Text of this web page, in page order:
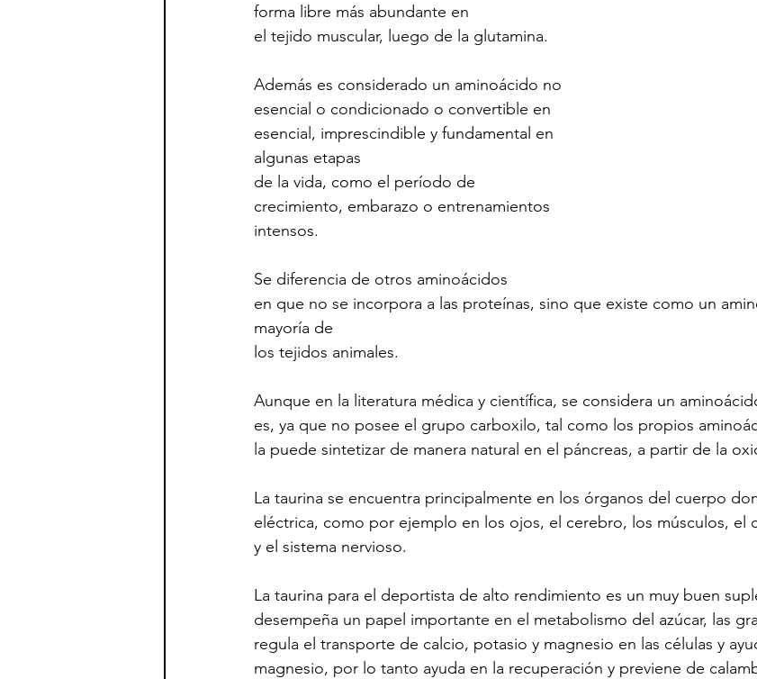
forma libre más abundante en
el tejido muscular, luego de la glutamina.
Además es considerado un aminoácido no
esencial o condicionado o convertible en
esencial, imprescindible y fundamental en
algunas etapas
de la vida, como el período de
crecimiento, embarazo o entrenamientos
intensos.
Se diferencia de otros aminoácidos
en que no se incorpora a las proteínas, sino que existe como un
mayoría de
los tejidos animales.
Aunque en la literatura médica y científica, se considera un
es, ya que no posee el grupo carboxilo, tal como los propios
la puede sintetizar de manera natural en el páncreas, a partir de la
La taurina se encuentra principalmente en los órganos del cuerpo
eléctrica, como por ejemplo en los ojos, el cerebro, los músculos, el
y el sistema nervioso.
La taurina para el deportista de alto rendimiento es un muy buen
desempeña un papel importante en el metabolismo del azúcar, las
regula el transporte de calcio, potasio y magnesio en las células y
magnesio, por lo tanto ayuda en la recuperación y previene de